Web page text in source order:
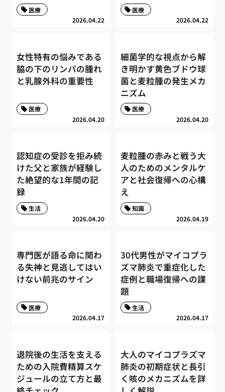
2026.04.22
医療
2026.04.22
医療
女性特有の悩みである
脇の下のリンパの腫れ
と乳腺外科の重要性
2026.04.20
医療
細菌学的な視点から解
き明かす黄色ブドウ球
菌と麦粒腫の発生メカ
ニズム
2026.04.20
医療
認知症の受診を拒み続
けた父と家族が経験し
た絶望的な1年間の記
録
2026.04.20
生活
麦粒腫の赤みと戦う大
人のためのメンタルケ
アと社会復帰への心構
え
2026.04.19
知識
専門医が語る命に関わ
る失神と見逃してはい
けない前兆のサイン
2026.04.17
医療
30代男性がマイコプラ
ズマ肺炎で重症化した
症例と職場復帰への課
題
2026.04.17
生活
退院後の生活を支える
ための入院費精算スケ
ジュールの立て方と最
大人のマイコプラズマ
肺炎の初期症状と長引
く咳のメカニズムを詳